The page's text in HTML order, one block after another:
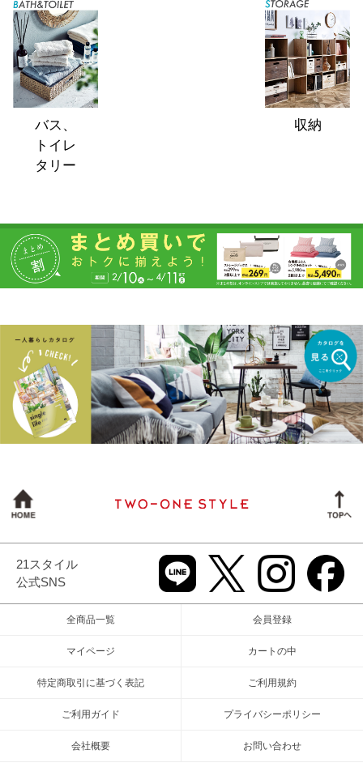
バス、
トイレ
タリー
収納
21スタイル
公式SNS
全商品一覧 会員登録
マイページ カートの中
特定商取引に基づく表記 ご利用規約
ご利用ガイド プライバシーポリシー
会社概要 お問い合わせ